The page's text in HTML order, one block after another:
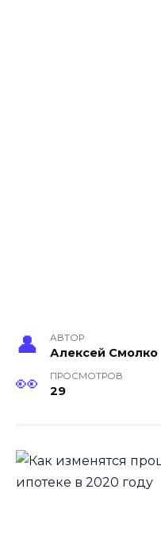
АВТОР
Алексей Смолко
ПРОСМОТРОВ
29